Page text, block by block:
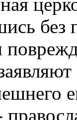
без